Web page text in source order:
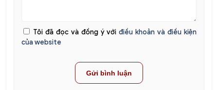
Tôi đã đọc và đồng ý vớiđiều khoản và điều kiện
của website